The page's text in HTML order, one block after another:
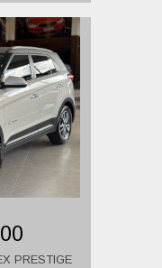
PRESTIGE